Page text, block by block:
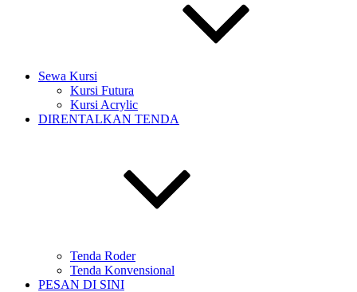
Sewa Kursi
Kursi Futura
Kursi Acrylic
DIRENTALKAN TENDA
Tenda Roder
Tenda Konvensional
PESAN DI SINI